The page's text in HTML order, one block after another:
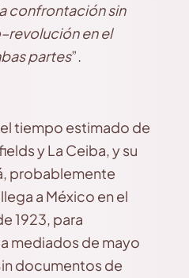
confrontación sin
en el
partes”.
tiempo estimado de
y La Ceiba, y su
probablemente
a México en el
1923, para
mediados de mayo
documentos de